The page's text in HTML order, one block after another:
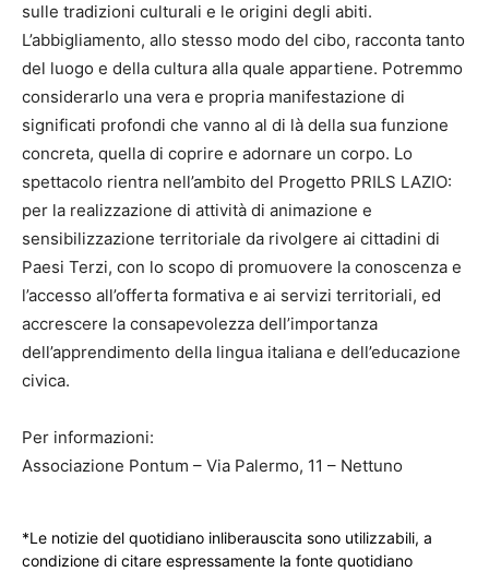
sulle tradizioni culturali e le origini degli abiti.
L’abbigliamento, allo stesso modo del cibo, racconta tanto
del luogo e della cultura alla quale appartiene. Potremmo
considerarlo una vera e propria manifestazione di
significati profondi che vanno al di là della sua funzione
concreta, quella di coprire e adornare un corpo. Lo
spettacolo rientra nell’ambito del Progetto PRILS LAZIO:
per la realizzazione di attività di animazione e
sensibilizzazione territoriale da rivolgere ai cittadini di
Paesi Terzi, con lo scopo di promuovere la conoscenza e
l’accesso all’offerta formativa e ai servizi territoriali, ed
accrescere la consapevolezza dell’importanza
dell’apprendimento della lingua italiana e dell’educazione
civica.
Per informazioni:
Associazione Pontum – Via Palermo, 11 – Nettuno
*Le notizie del quotidiano inliberauscita sono utilizzabili, a
condizione di citare espressamente la fonte quotidiano